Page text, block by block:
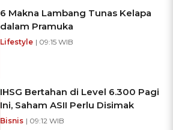
6 Makna Lambang Tunas Kelapa
dalam Pramuka
Lifestyle | 09:15 WIB
IHSG Bertahan di Level 6.300 Pagi
Ini, Saham ASII Perlu Disimak
Bisnis | 09:12 WIB